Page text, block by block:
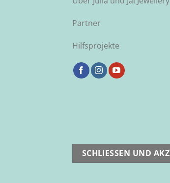
Partner
Hilfsprojekte